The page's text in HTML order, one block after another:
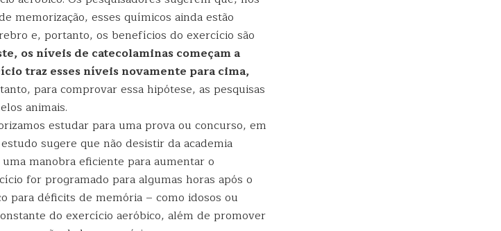
memorização, esses químicos ainda estão
e, portanto, os benefícios do exercício são
os níveis de catecolaminas começam a
traz esses níveis novamente para cima,
para comprovar essa hipótese, as pesquisas
animais.
estudar para uma prova ou concurso, em
sugere que não desistir da academia
manobra eficiente para aumentar o
for programado para algumas horas após o
para déficits de memória – como idosos ou
do exercício aeróbico, além de promover